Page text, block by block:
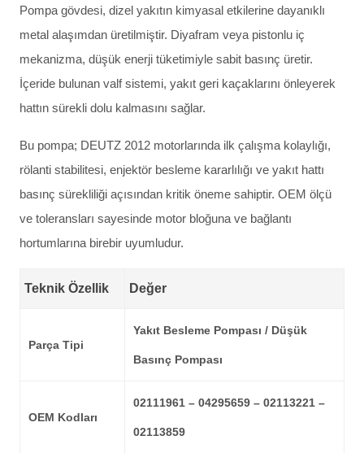
Pompa gövdesi, dizel yakıtın kimyasal etkilerine dayanıklı
metal alaşımdan üretilmiştir. Diyafram veya pistonlu iç
mekanizma, düşük enerji tüketimiyle sabit basınç üretir.
İçeride bulunan valf sistemi, yakıt geri kaçaklarını önleyerek
hattın sürekli dolu kalmasını sağlar.
Bu pompa; DEUTZ 2012 motorlarında ilk çalışma kolaylığı,
rölanti stabilitesi, enjektör besleme kararlılığı ve yakıt hattı
basınç sürekliliği açısından kritik öneme sahiptir. OEM ölçü
ve toleransları sayesinde motor bloğuna ve bağlantı
hortumlarına birebir uyumludur.
Teknik Özellik Değer
Parça Tipi
Yakıt Besleme Pompası / Düşük
Basınç Pompası
OEM Kodları
02111961 – 04295659 – 02113221 –
02113859